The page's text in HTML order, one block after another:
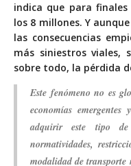
indica que para
los 8 millones. Y
las consecuencias
más siniestros viales,
sobre todo, la pérdida
Este fenómeno no es
economías
adquirir este tipo
normatividades,
modalidad de